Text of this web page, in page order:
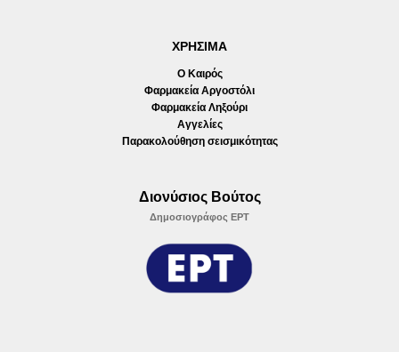
ΧΡΗΣΙΜΑ
Ο Καιρός
Φαρμακεία Αργοστόλι
Φαρμακεία Ληξούρι
Αγγελίες
Παρακολούθηση σεισμικότητας
Διονύσιος Βούτος
Δημοσιογράφος ΕΡΤ